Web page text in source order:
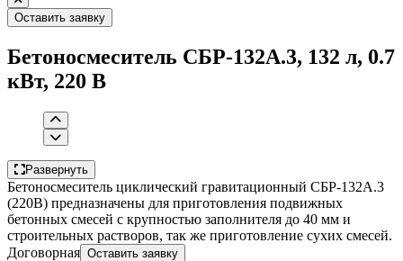
Оставить заявку
Бетоносмеситель СБР-132А.3, 132 л, 0.7
кВт, 220 В
Развернуть
Бетоносмеситель циклический гравитационный СБР-132А.3
(220В) предназначены для приготовления подвижных
бетонных смесей с крупностью заполнителя до 40 мм и
строительных растворов, так же приготовление сухих смесей.
Договорная Оставить заявку